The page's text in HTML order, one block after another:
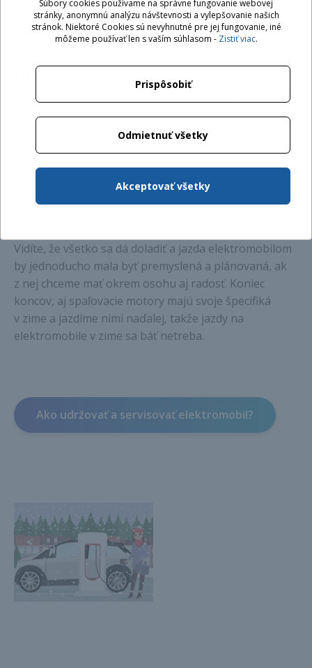
zastavenie počas mrazivých dní ukrojí batérii pri
štarte nejaké to čísielko.
Jazdite rozumne
V zime je potrebné jazdiť citlivo, pri brzdení využívať
za hodinu naviac napríklad na diaľnici už môže spraviť
odporúča sa využívať ho práve v zimnom období.
Vidíte, že všetko sa dá doladiť a jazda elektromobilom
by jednoducho mala byť premyslená a plánovaná, ak
z nej chceme mať okrem osohu aj radosť. Koniec
koncov, aj spaľovacie motory majú svoje špecifiká
v zime a jazdíme nimi naďalej, takže jazdy na
elektromobile v zime sa báť netreba.
Ako udržovať a servisovať elektromobil?
Súbory cookies používame na správne fungovanie webovej
stránky, anonymnú analýzu návštevnosti a vylepšovanie našich
stránok. Niektoré Cookies sú nevyhnutné pre jej fungovanie, iné
môžeme používať len s vaším súhlasom - Zistiť viac.
Prispôsobiť
Odmietnuť všetky
Akceptovať všetky